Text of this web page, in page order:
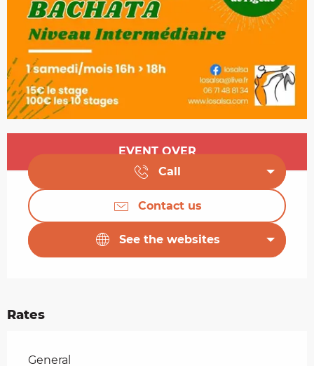
Opening hours & contact details
EVENT OVER
Call
Contact us
See the websites
Rates
Rates 2026
General